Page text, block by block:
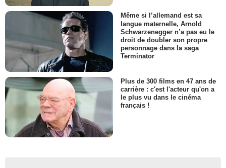
Même si l’allemand est sa
langue maternelle, Arnold
Schwarzenegger n’a pas eu le
droit de doubler son propre
personnage dans la saga
Terminator
Plus de 300 films en 47 ans de
carrière : c'est l'acteur qu'on a
le plus vu dans le cinéma
français !